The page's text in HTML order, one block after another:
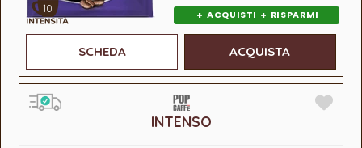
10 + ACQUISTI + RISPARMI
SCHEDA ACQUISTA
INTENSO